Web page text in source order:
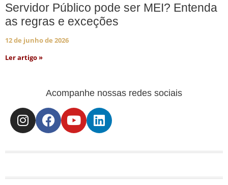
Servidor Público pode ser MEI? Entenda
as regras e exceções
12 de junho de 2026
Ler artigo »
Acompanhe nossas redes sociais